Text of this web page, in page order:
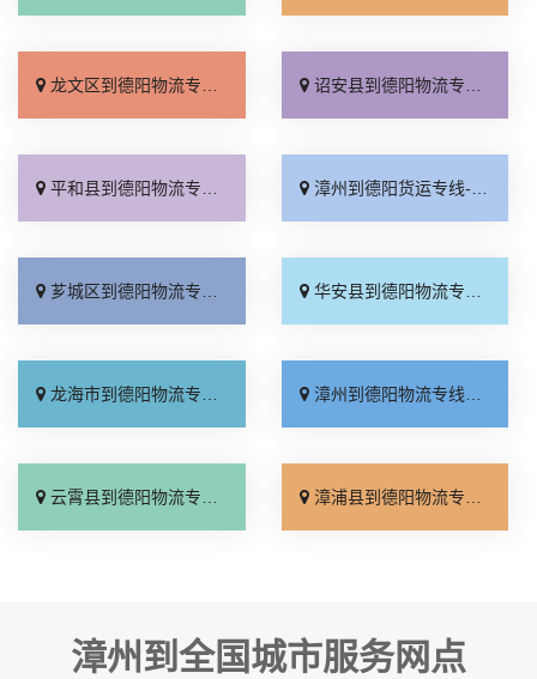
龙文区到德阳物流专线_合理收费「运保时效」 诏安县到德阳物流专线_合理收费「多少公里」
平和县到德阳物流专线_全境派送「直达不中转」 漳州到德阳货运专线-漳州到德阳物流公司_实时反馈「直达不中转」
芗城区到德阳物流专线_专业靠谱「专线查询」 华安县到德阳物流专线_一站式托运「准时到货」
龙海市到德阳物流专线_全境到达「送货上门」 漳州到德阳物流专线_省事省心「合理收费」
云霄县到德阳物流专线_诚信经营「直达不中转」 漳浦县到德阳物流专线_整车配货「多年经验」
漳州到全国城市服务网点